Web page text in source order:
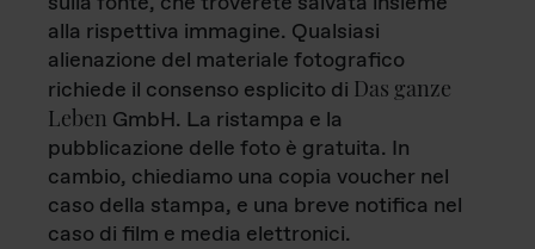
alla rispettiva immagine. Qualsiasi
alienazione del materiale fotografico
richiede il consenso esplicito di Das ganze
Leben GmbH. La ristampa e la
pubblicazione delle foto è gratuita. In
cambio, chiediamo una copia voucher nel
caso della stampa, e una breve notifica nel
caso di film e media elettronici.